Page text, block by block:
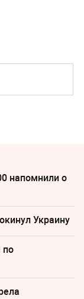
напомнили о
Украину